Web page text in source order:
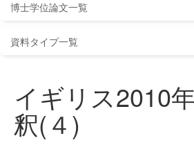
博士学位論文一覧
資料タイプ一覧
イギリス2010
釈(４)